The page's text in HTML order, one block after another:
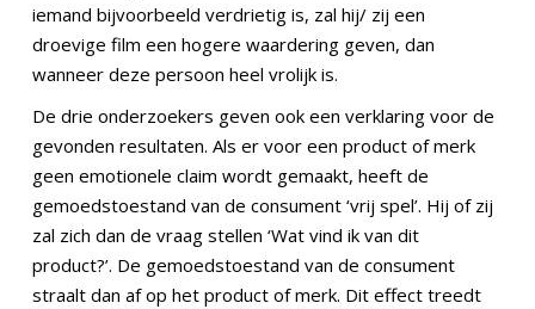
iemand bijvoorbeeld verdrietig is, zal hij/ zij een
droevige film een hogere waardering geven, dan
wanneer deze persoon heel vrolijk is.
De drie onderzoekers geven ook een verklaring voor de
gevonden resultaten. Als er voor een product of merk
geen emotionele claim wordt gemaakt, heeft de
gemoedstoestand van de consument ‘vrij spel’. Hij of zij
zal zich dan de vraag stellen ‘Wat vind ik van dit
product?’. De gemoedstoestand van de consument
straalt dan af op het product of merk. Dit effect treedt